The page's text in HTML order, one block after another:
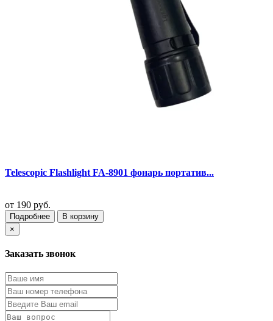
Telescopic Flashlight FA-8901 фонарь портатив...
от 190 руб.
Подробнее
В корзину
×
Заказать звонок